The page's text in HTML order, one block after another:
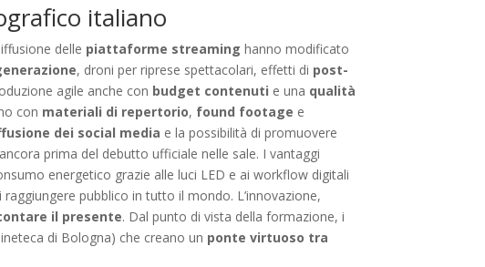
italiano
delle piattaforme streaming hanno modificato
, droni per riprese spettacolari, effetti di post-
agile anche con budget contenuti e una qualità
con materiali di repertorio, found footage e
dei social media e la possibilità di promuovere
ancora prima del debutto ufficiale nelle sale. I vantaggi
energetico grazie alle luci LED e ai workflow digitali
raggiungere pubblico in tutto il mondo. L’innovazione,
il presente. Dal punto di vista della formazione, i
di Bologna) che creano un ponte virtuoso tra